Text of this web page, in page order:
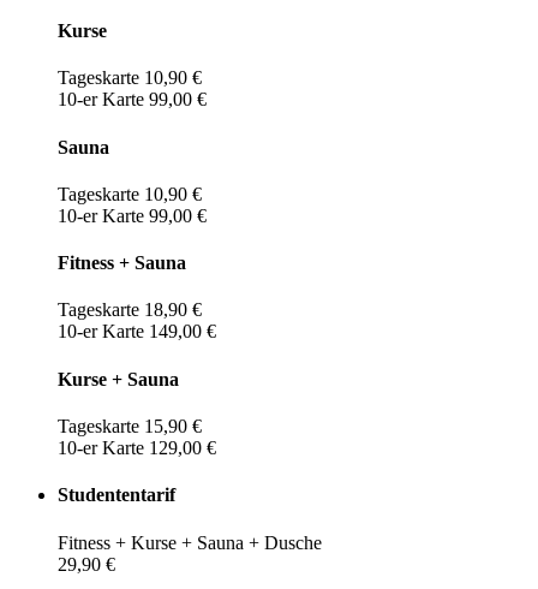
Kurse
Tageskarte 10,90 €
10-er Karte 99,00 €
Sauna
Tageskarte 10,90 €
10-er Karte 99,00 €
Fitness + Sauna
Tageskarte 18,90 €
10-er Karte 149,00 €
Kurse + Sauna
Tageskarte 15,90 €
10-er Karte 129,00 €
Studententarif
Fitness + Kurse + Sauna + Dusche
29,90 €